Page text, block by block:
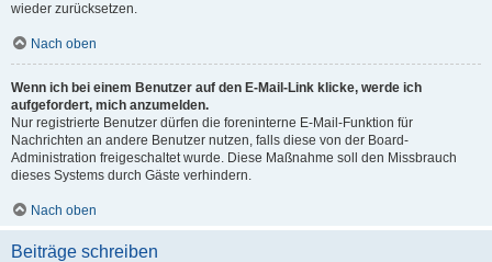
wieder zurücksetzen.
Nach oben
Wenn ich bei einem Benutzer auf den E-Mail-Link klicke, werde ich
aufgefordert, mich anzumelden.
Nur registrierte Benutzer dürfen die foreninterne E-Mail-Funktion für
Nachrichten an andere Benutzer nutzen, falls diese von der Board-
Administration freigeschaltet wurde. Diese Maßnahme soll den Missbrauch
dieses Systems durch Gäste verhindern.
Nach oben
Beiträge schreiben